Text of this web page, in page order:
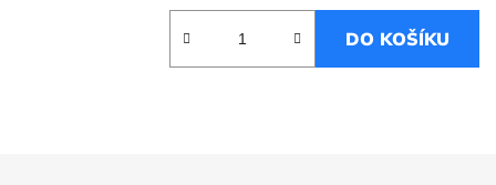
DO KOŠÍKU